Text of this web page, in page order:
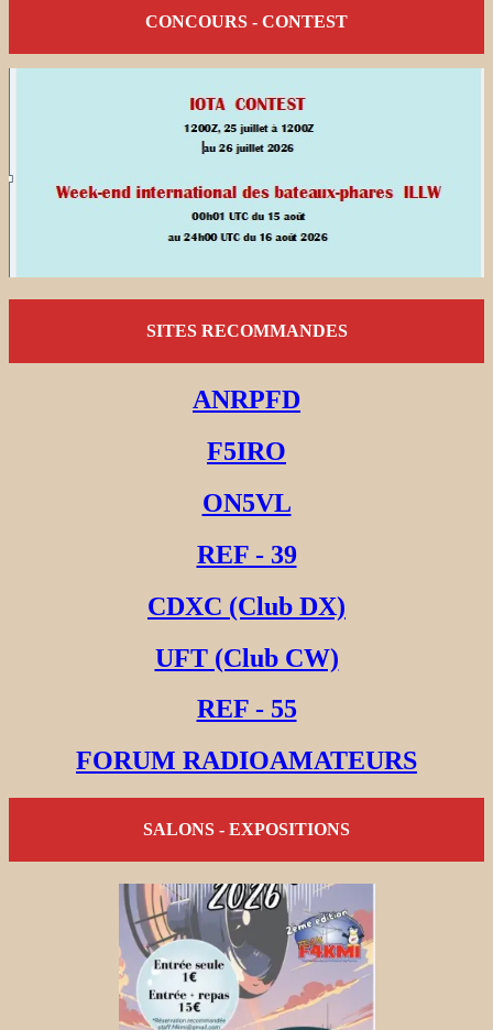
CONCOURS - CONTEST
SITES RECOMMANDES
ANRPFD
F5IRO
ON5VL
REF - 39
CDXC (Club DX)
UFT (Club CW)
REF - 55
FORUM RADIOAMATEURS
SALONS - EXPOSITIONS